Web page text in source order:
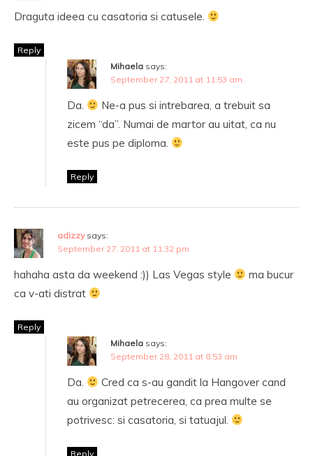
Draguta ideea cu casatoria si catusele.
Reply
Mihaela says:
September 27, 2011 at 11:53 am
Da.
Ne-a pus si intrebarea, a trebuit sa
zicem “da”. Numai de martor au uitat, ca nu
este pus pe diploma.
Reply
adizzy says:
September 27, 2011 at 11:32 pm
hahaha asta da weekend :)) Las Vegas style
ma bucur
ca v-ati distrat
Reply
Mihaela says:
September 28, 2011 at 8:53 am
Da.
Cred ca s-au gandit la Hangover cand
au organizat petrecerea, ca prea multe se
potrivesc: si casatoria, si tatuajul.
Reply